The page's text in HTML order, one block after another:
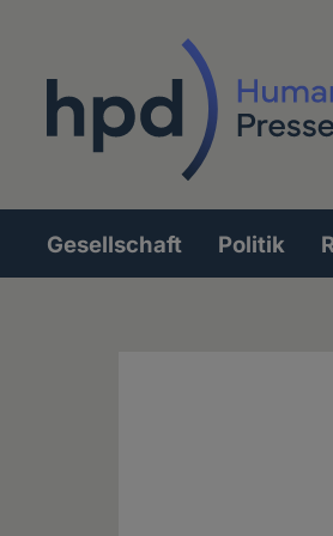
Hauptnavigation
Gesellschaft Politik